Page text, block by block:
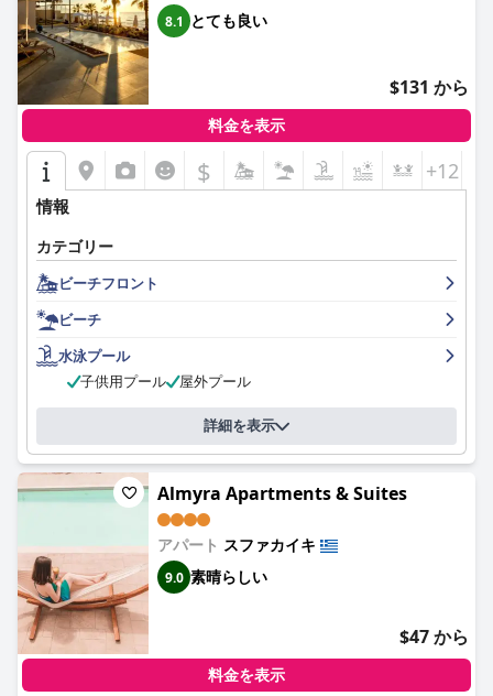
8.1 とても良い
$131 から
料金を表示
$ +12
情報
カテゴリー
ビーチフロント
ビーチ
水泳プール
子供用プール
屋外プール
詳細を表示
Almyra Apartments & Suites
アパート スファカイキ
9.0 素晴らしい
$47 から
料金を表示